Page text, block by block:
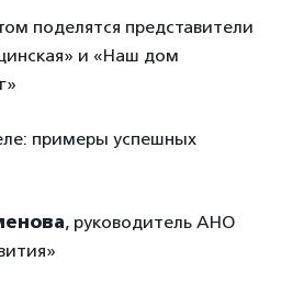
поделятся представители
и «Наш дом
примеры успешных
, руководитель АНО